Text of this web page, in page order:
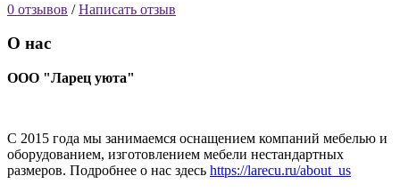
0 отзывов /Написать отзыв
О нас
ООО "Ларец уюта"
С 2015 года мы занимаемся оснащением компаний мебелью и
оборудованием, изготовлением мебели нестандартных
размеров. Подробнее о нас здесь https://larecu.ru/about_us